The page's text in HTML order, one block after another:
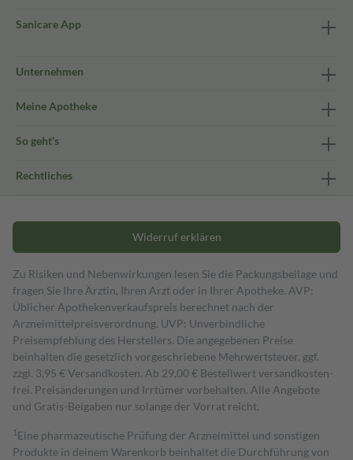
Sanicare App
Unternehmen
Meine Apotheke
So geht's
Rechtliches
Widerruf erklären
Zu Risiken und Nebenwirkungen lesen Sie die Packungsbeilage und
fragen Sie Ihre Ärztin, Ihren Arzt oder in Ihrer Apotheke. AVP:
Üblicher Apothekenverkaufspreis berechnet nach der
Arzneimittelpreisverordnung. UVP: Unverbindliche
Preisempfehlung des Herstellers. Die angegebenen Preise
beinhalten die gesetzlich vorgeschriebene Mehrwertsteuer, ggf.
zzgl. 3,95 € Versandkosten. Ab 29,00 € Bestell­wert versand­kosten­
frei. Preisänderungen und Irrtümer vorbehalten. Alle Angebote
und Gratis-Beigaben nur solange der Vorrat reicht.
1 Eine pharmazeutische Prüfung der Arzneimittel und sonstigen
Produkte in deinem Warenkorb beinhaltet die Durchführung von